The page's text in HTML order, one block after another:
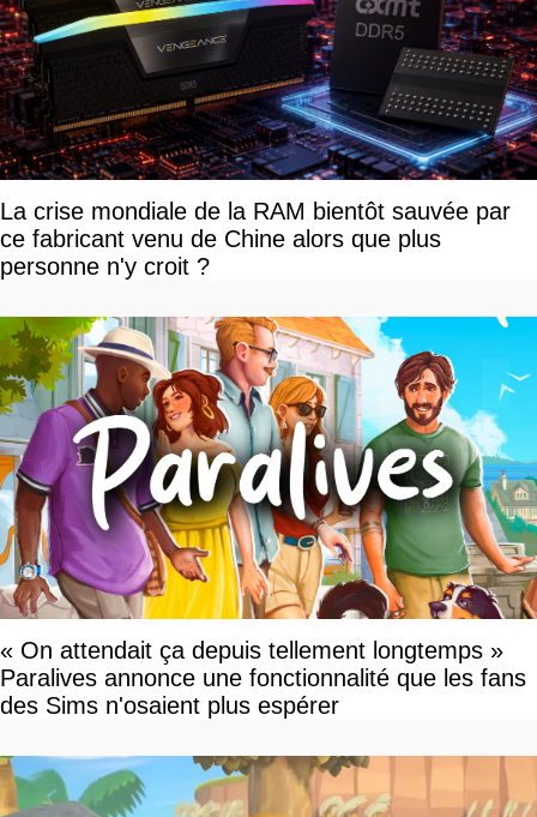
La crise mondiale de la RAM bientôt sauvée par
ce fabricant venu de Chine alors que plus
personne n'y croit ?
« On attendait ça depuis tellement longtemps »
Paralives annonce une fonctionnalité que les fans
des Sims n'osaient plus espérer